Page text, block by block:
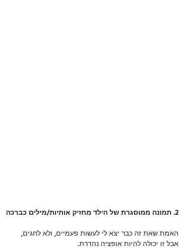
2. תמונה ממוסגרת של הילד מחזיק אותיות/מילים כברכה
האמת שאת זה כבר יצא לי לעשות פעמיים, ולא לחגים,
אבל זו יכולה להיות אופציה נהדרת.